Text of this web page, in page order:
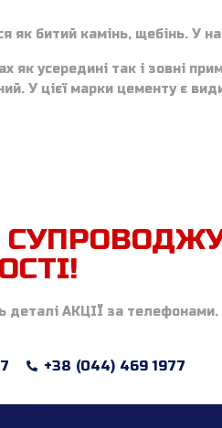
як битий камінь, щебінь. У
як усередині так і зовні
У цієї марки цементу є
деталі АКЦІЇ за телефонами.
+38 (044) 469 1977